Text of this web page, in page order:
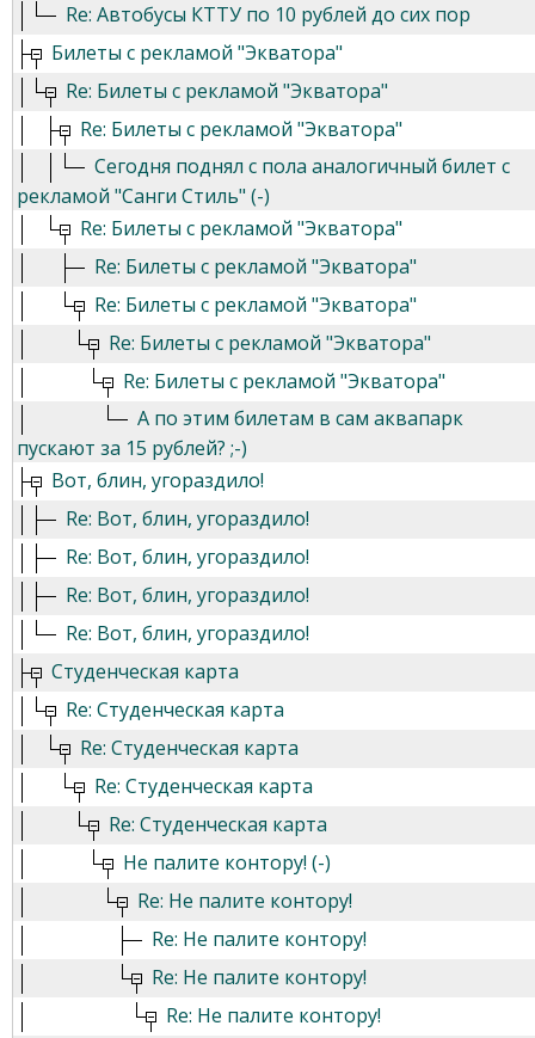
Re: Автобусы КТТУ по 10 рублей до сих пор
Билеты с рекламой "Экватора"
Re: Билеты с рекламой "Экватора"
Re: Билеты с рекламой "Экватора"
Сегодня поднял с пола аналогичный билет с
рекламой "Санги Стиль" (-)
Re: Билеты с рекламой "Экватора"
Re: Билеты с рекламой "Экватора"
Re: Билеты с рекламой "Экватора"
Re: Билеты с рекламой "Экватора"
Re: Билеты с рекламой "Экватора"
А по этим билетам в сам аквапарк
пускают за 15 рублей? ;-)
Вот, блин, угораздило!
Re: Вот, блин, угораздило!
Re: Вот, блин, угораздило!
Re: Вот, блин, угораздило!
Re: Вот, блин, угораздило!
Студенческая карта
Re: Студенческая карта
Re: Студенческая карта
Re: Студенческая карта
Re: Студенческая карта
Не палите контору! (-)
Re: Не палите контору!
Re: Не палите контору!
Re: Не палите контору!
Re: Не палите контору!